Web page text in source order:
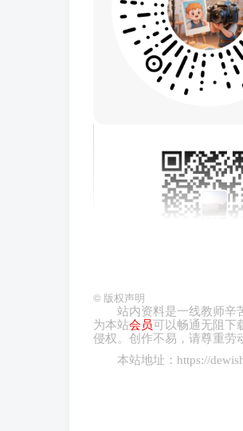
© 版权声明
站内资料是一线教师辛
为本站会员可以畅通无阻下
侵权。创作不易，请尊重劳
本站地址： https://